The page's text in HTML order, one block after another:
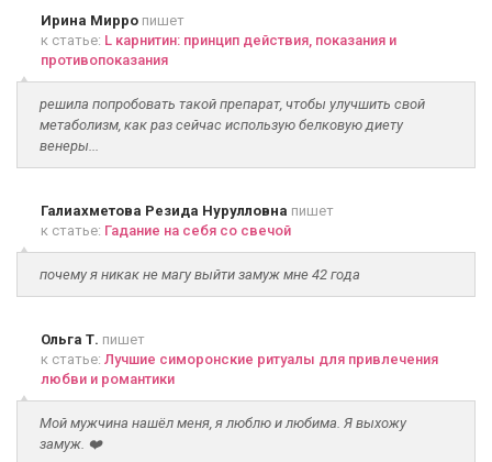
Ирина Мирро пишет
к статье: L карнитин: принцип действия, показания и
противопоказания
решила попробовать такой препарат, чтобы улучшить свой
метаболизм, как раз сейчас использую белковую диету
венеры...
Галиахметова Резида Нурулловна пишет
к статье: Гадание на себя со свечой
почему я никак не магу выйти замуж мне 42 года
Ольга Т. пишет
к статье: Лучшие симоронские ритуалы для привлечения
любви и романтики
Мой мужчина нашёл меня, я люблю и любима. Я выхожу
замуж. ❤️